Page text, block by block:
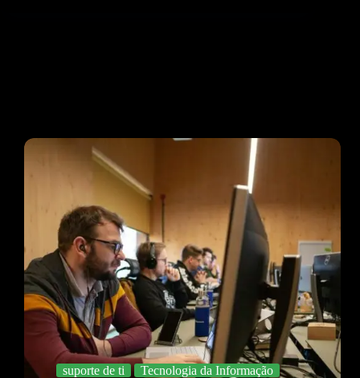
suporte de ti Tecnologia da Informação